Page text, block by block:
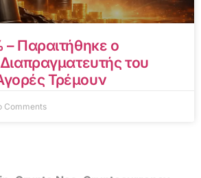
– Παραιτήθηκε ο
του
Τρέμουν
Comments